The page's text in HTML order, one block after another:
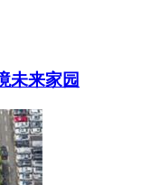
未来家园